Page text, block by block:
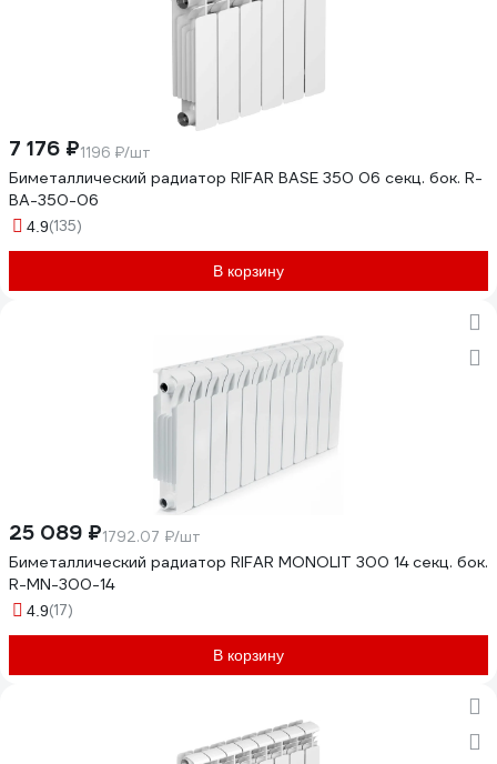
7 176 ₽1196 ₽/шт
Биметаллический радиатор RIFAR BASE 350 06 секц. бок. R-
BA-350-06
4.9(135)
В корзину
25 089 ₽1792.07 ₽/шт
Биметаллический радиатор RIFAR MONOLIT 300 14 секц. бок.
R-MN-300-14
4.9(17)
В корзину